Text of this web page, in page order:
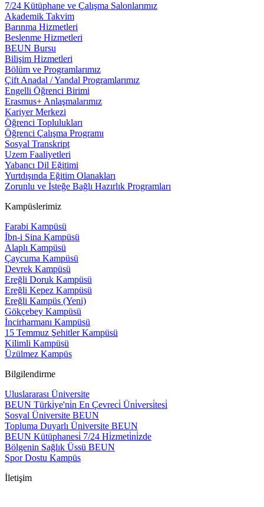
7/24 Kütüphane ve Çalışma Salonlarımız
Akademik Takvim
Barınma Hizmetleri
Beslenme Hizmetleri
BEUN Bursu
Bilişim Hizmetleri
Bölüm ve Programlarımız
Çift Anadal / Yandal Programlarımız
Engelli Öğrenci Birimi
Erasmus+ Anlaşmalarımız
Kariyer Merkezi
Öğrenci Toplulukları
Öğrenci Çalışma Programı
Sosyal Transkript
Uzem Faaliyetleri
Yabancı Dil Eğitimi
Yurtdışında Eğitim Olanakları
Zorunlu ve İsteğe Bağlı Hazırlık Programları
Kampüslerimiz
Farabi Kampüsü
İbn-i Sina Kampüsü
Alaplı Kampüsü
Çaycuma Kampüsü
Devrek Kampüsü
Ereğli Doruk Kampüsü
Ereğli Kepez Kampüsü
Ereğli Kampüs (Yeni)
Gökçebey Kampüsü
İncirharmanı Kampüsü
15 Temmuz Şehitler Kampüsü
Kilimli Kampüsü
Üzülmez Kampüs
Bilgilendirme
Uluslararası Üniversite
BEUN Türki̇ye'ni̇n En Çevreci̇ Üni̇versi̇tesi̇
Sosyal Üniversite BEUN
Topluma Duyarlı Üniversite BEUN
BEUN Kütüphanesi̇ 7/24 Hi̇zmeti̇ni̇zde
Bölgenin Sağlık Üssü BEUN
Spor Dostu Kampüs
İletişim